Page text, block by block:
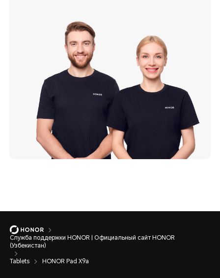
Служба поддержки HONOR | Официальный сайт HONOR
(Узбекистан)
Tablets HONOR Pad X9a